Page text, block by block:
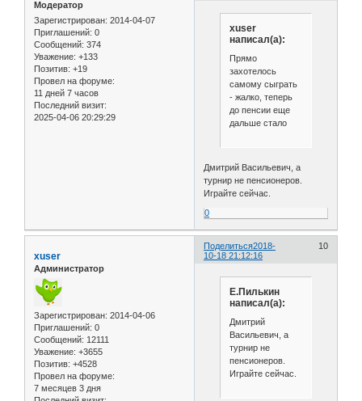
Модератор
Зарегистрирован: 2014-04-07
Приглашений: 0
Сообщений: 374
Уважение: +133
Позитив: +19
Провел на форуме:
11 дней 7 часов
Последний визит:
2025-04-06 20:29:29
xuser
написал(а):
Прямо
захотелось
самому сыграть
- жалко, теперь
до пенсии еще
дальше стало
Дмитрий Васильевич, а
турнир не пенсионеров.
Играйте сейчас.
0
Поделиться 10
2018-
10-18 21:12:16
xuser
Администратор
Зарегистрирован: 2014-04-06
Приглашений: 0
Сообщений: 12111
Уважение: +3655
Позитив: +4528
Провел на форуме:
7 месяцев 3 дня
Е.Пилькин
написал(а):
Дмитрий
Васильевич, а
турнир не
пенсионеров.
Играйте сейчас.